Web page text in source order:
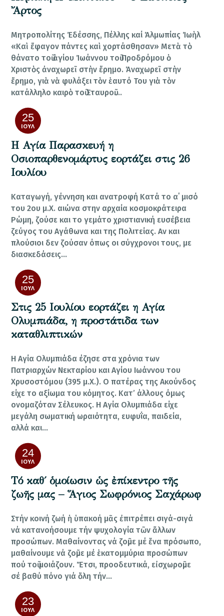
Ἄρτος
Μητροπολίτης Ἐδέσσης, Πέλλης καί Ἀλμωπίας Ἰωὴλ
«Καὶ ἔφαγον πάντες καὶ χορτάσθησαν» Μετὰ τὸ
θάνατο τοῦ ἁγίου Ἰωάννου τοῦ Προδρόμου ὁ
Χριστὸς ἀναχωρεῖ στὴν ἔρημο. Ἀναχωρεῖ στὴν
ἔρημο, γιὰ νὰ φυλάξει τὸν ἑαυτό Του γιὰ τὸν
κατάλληλο καιρὸ τοῦ Σταυροῦ.…
25
ΙΟΎΛ
Η Αγία Παρασκευή η
Οσιοπαρθενομάρτυς εορτάζει στις 26
Ιουλίου
Καταγωγή, γέννηση και ανατροφή Κατά το α΄ μισό
του 2ου μ.Χ. αιώνα στην αρχαία κοσμοκράτειρα
Ρώμη, ζούσε και το γεμάτο χριστιανική ευσέβεια
ζεύγος του Αγάθωνα και της Πολιτείας. Αν και
πλούσιοι δεν ζούσαν όπως οι σύγχρονοι τους, με
διασκεδάσεις…
25
ΙΟΎΛ
Στις 25 Ιουλίου εορτάζει η Αγία
Ολυμπιάδα, η προστάτιδα των
καταθλιπτικών
Η Αγία Ολυμπιάδα έζησε στα χρόνια των
Πατριαρχών Νεκταρίου και Αγίου Ιωάννου του
Χρυσοστόμου (395 μ.Χ.). Ο πατέρας της Ακούνδος
είχε το αξίωμα του κόμητος. Κατ’ άλλους όμως
ονομαζόταν Σέλευκος. Η Αγία Ολυμπιάδα είχε
μεγάλη σωματική ωραιότητα, ευφυΐα, παιδεία,
αλλά και…
24
ΙΟΎΛ
Τό καθ΄ ὁμοίωσιν ὡς ἐπίκεντρο τῆς
ζωῆς μας – Ἅγιος Σωφρόνιος Σαχάρωφ
Στήν κοινή ζωή ἡ ὑπακοή μᾶς ἐπιτρέπει σιγά-σιγά
νά κατανοήσουμε τήν ψυχολογία τῶν ἄλλων
προσώπων. Μαθαίνοντας νά ζοῦμε μέ ἕνα πρόσωπο,
μαθαίνουμε νά ζοῦμε μέ ἑκατομμύρια προσώπων
πού τοῦ μοιάζουν. Ἔτσι, προοδευτικά, εἰσχωροῦμε
σέ βαθύ πόνο γιά ὅλη τήν…
23
ΙΟΎΛ